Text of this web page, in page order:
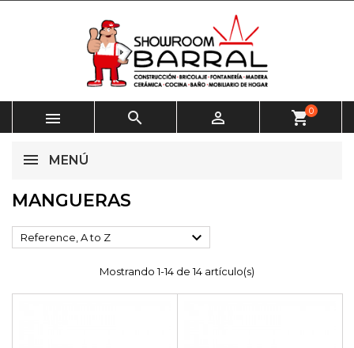
   shopping_cart0
MENÚ
MANGUERAS
Reference, A to Z 
Mostrando 1-14 de 14 artículo(s)